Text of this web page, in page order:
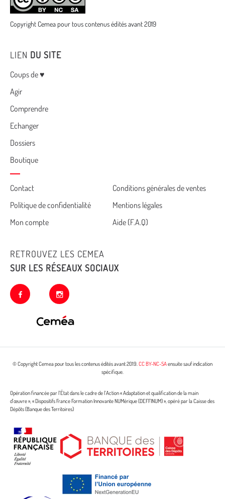
Copyright Cemea pour tous contenus édités avant 2019
LIEN DU SITE
Menu
Coups de ♥
Agir
Comprendre
Echanger
Dossiers
Boutique
Cemea
footer
Contact
Conditions générales de ventes
Politique de confidentialité
Mentions légales
Mon compte
Aide (F.A.Q)
RETROUVEZ LES CEMEA
SUR LES RÉSEAUX SOCIAUX
facebook instagram
© Copyright Cemea pour tous les contenus édités avant 2019.CC BY-NC-SAensuite sauf indication
spécifique.
Opération financée par l’État dans le cadre de l’Action « Adaptation et qualification de la main
d’œuvre », « Dispositifs France Formation Innovante NUMérique (DEFFINUM) », opéré par la Caisse des
Dépôts (Banque des Territoires)